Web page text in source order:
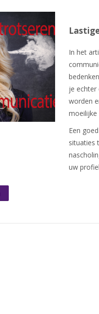
In het
je echter
worden
moeilijke
Een
situaties
uw